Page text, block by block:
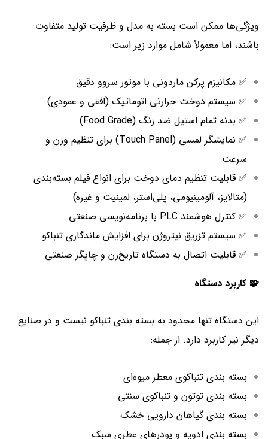
ویژگی‌ها ممکن است بسته به مدل و ظرفیت تولید متفاوت
باشند، اما معمولاً شامل موارد زیر است:
✅ مکانیزم پرکن ماردونی با موتور سروو دقیق
✅ سیستم دوخت حرارتی اتوماتیک (افقی و عمودی)
✅ بدنه تمام استیل ضد زنگ (Food Grade)
✅ نمایشگر لمسی (Touch Panel) برای تنظیم وزن و
سرعت
✅ قابلیت تنظیم دمای دوخت برای انواع فیلم بسته‌بندی
(متالایز، آلومینیومی، پلی‌استر، لمینیت و غیره)
✅ کنترل هوشمند PLC با برنامه‌نویسی صنعتی
✅ سیستم تزریق نیتروژن برای افزایش ماندگاری تنباکو
✅ قابلیت اتصال به دستگاه تاریخ‌زن و چاپگر صنعتی
🧩 کاربرد دستگاه
این دستگاه تنها محدود به بسته‌ بندی تنباکو نیست و در صنایع
دیگر نیز کاربرد دارد. از جمله:
بسته‌ بندی تنباکوی معطر میوه‌ای
بسته‌ بندی توتون و تنباکوی سنتی
بسته‌ بندی گیاهان دارویی خشک
بسته‌ بندی ادویه و پودرهای عطری سبک